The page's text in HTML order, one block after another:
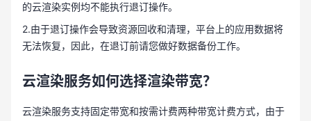
的云渲染实例均不能执行退订操作。
2.由于退订操作会导致资源回收和清理，平台上的应用数据将
无法恢复，因此，在退订前请您做好数据备份工作。
云渲染服务如何选择渲染带宽？
云渲染服务支持固定带宽和按需计费两种带宽计费方式，由于